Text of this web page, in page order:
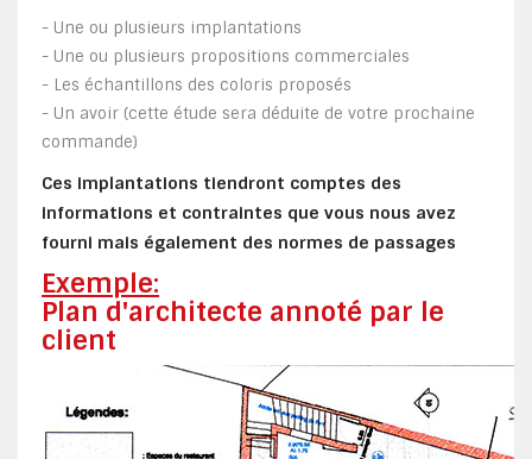
- Une ou plusieurs implantations
- Une ou plusieurs propositions commerciales
- Les échantillons des coloris proposés
- Un avoir (cette étude sera déduite de votre prochaine
commande)
Ces implantations tiendront comptes des
informations et contraintes que vous nous avez
fourni mais également des normes de passages
Exemple:
Plan d'architecte annoté par le
client